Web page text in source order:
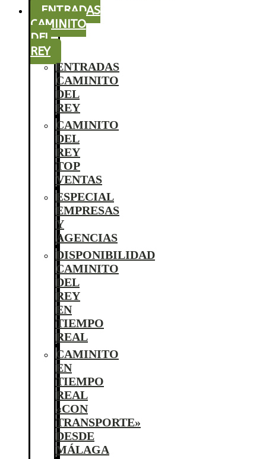
ENTRADAS
CAMINITO
DEL
REY
ENTRADAS
CAMINITO
DEL
REY
CAMINITO
DEL
REY
TOP
VENTAS
ESPECIAL
EMPRESAS
Y
AGENCIAS
DISPONIBILIDAD
CAMINITO
DEL
REY
EN
TIEMPO
REAL
CAMINITO
EN
TIEMPO
REAL
«CON
TRANSPORTE»
DESDE
MÁLAGA